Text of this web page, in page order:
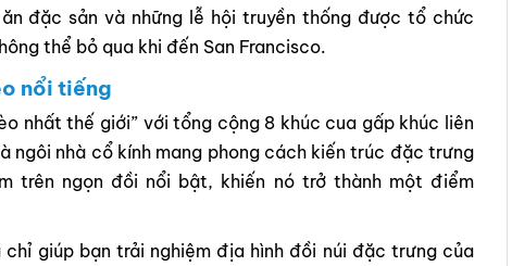
đặc sản và những lễ hội truyền thống được tổ chức
thể bỏ qua khi đến San Francisco.
nổi tiếng
nhất thế giới” với tổng cộng 8 khúc cua gấp khúc liên
ngôi nhà cổ kính mang phong cách kiến trúc đặc trưng
trên ngọn đồi nổi bật, khiến nó trở thành một điểm
giúp bạn trải nghiệm địa hình đồi núi đặc trưng của